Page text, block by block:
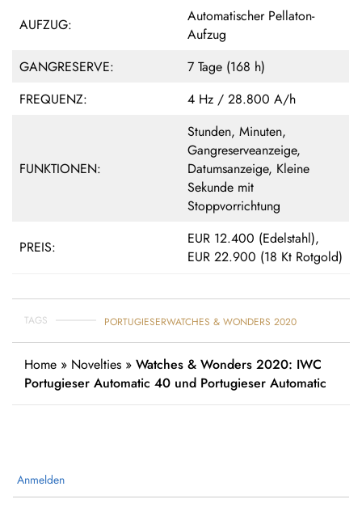
AUFZUG:
Automatischer Pellaton-
Aufzug
GANGRESERVE:
7 Tage (168 h)
FREQUENZ:
4 Hz / 28.800 A/h
FUNKTIONEN:
Stunden, Minuten,
Gangreserveanzeige,
Datumsanzeige, Kleine
Sekunde mit
Stoppvorrichtung
PREIS:
EUR 12.400 (Edelstahl),
EUR 22.900 (18 Kt Rotgold)
TAGS PORTUGIESERWATCHES & WONDERS 2020
Home » Novelties » Watches & Wonders 2020: IWC
Portugieser Automatic 40 und Portugieser Automatic
Anmelden